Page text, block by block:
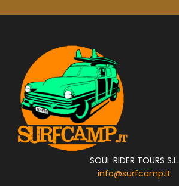
SOUL RIDER TOURS S.L.
info@surfcamp.it